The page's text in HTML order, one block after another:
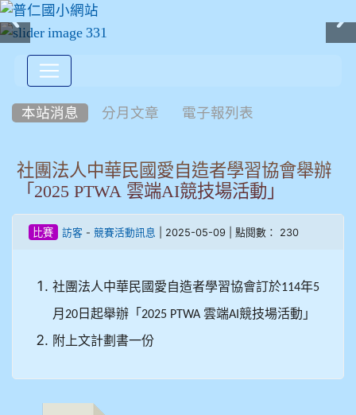
本站消息 分月文章 電子報列表
社團法人中華民國愛自造者學習協會舉辦
「2025 PTWA 雲端AI競技場活動」
比賽 訪客- 競賽活動訊息 | 2025-05-09 | 點閱數： 230
社團法人中華民國愛自造者學習協會訂於114年5
月 20 日起舉辦「 2025 PTWA 雲端AI 競技場活動」
附上文計劃書一份